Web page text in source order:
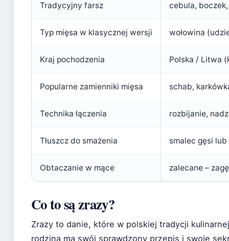
Tradycyjny farsz cebula,
Typ mięsa w klasycznej wersji wołowina
Kraj pochodzenia Polska / Litwa
Popularne zamienniki mięsa schab,
Technika łączenia rozbijanie,
Tłuszcz do smażenia smalec gęsi
Obtaczanie w mące zalecane –
Co to są zrazy?
Zrazy to danie, które w polskiej tradycji
rodzina ma swój sprawdzony przepis i swoje